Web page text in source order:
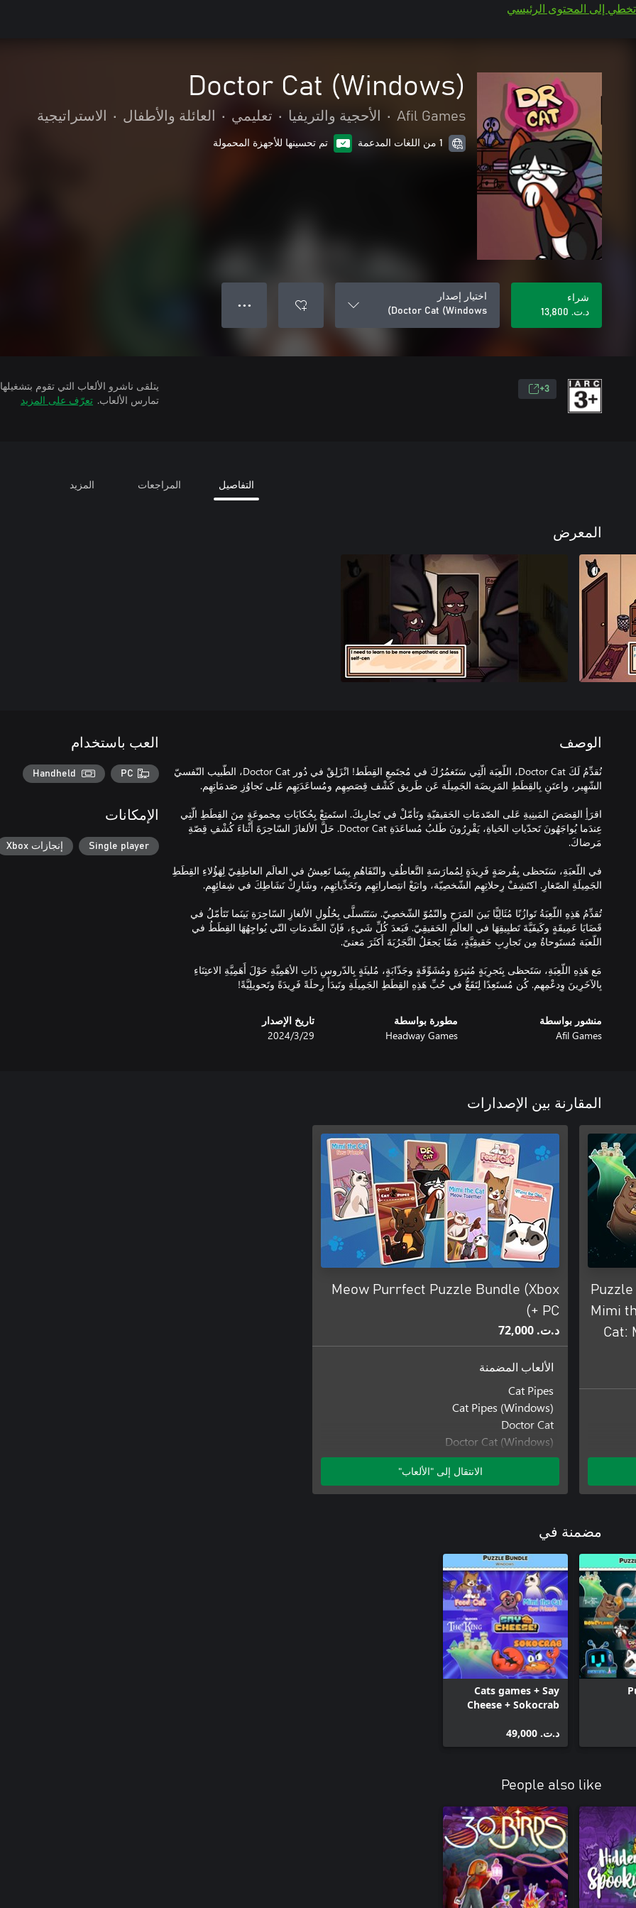
تخطي إلى المحتوى الرئيسي
Doctor Cat (Windows)
Afil Games
• الأحجية والتريفيا • تعليمي • العائلة والأطفال • الاستراتيجية
1 من اللغات المدعمة تم تحسينها للأجهزة المحمولة
شراء
د.ت.‏ 13,800
اختيار إصدار
Doctor Cat (Windows)
● ● ●
3+
تمارس الألعاب. تعرّف على المزيد
التفاصيل المراجعات المزيد
المعرض
الوصف
نُقدِّمُ لَكَ Doctor Cat، اللّعِبَة الّتِي سَتَغمُرُكَ في مُجتَمعِ القِطَط! انْزَلِقْ في دُور Doctor Cat، الطّبيب النّفسيّ
اقرَأِ القِصَصَ المَبنِيةِ عَلى الصّدمَاتِ الحَقيقيّةِ وتَأمّلْ في تَجارِبِكَ. استَمتِعْ بِحُكايَاتِ مِجموعَةٍ مِنَ القِطَطِ الّتِي
عِندَما يُواجَهُونَ تَحدّياتِ الحَياةِ، يَقْرِرُونَ طَلبُ مُساعَدَةِ Doctor Cat. حَلَّ الألغازَ السّاحِرَةَ أَثْناءَ كُشْفِ قِصّةِ
في اللّعبَةِ، سَتَحظى بِفُرصَةٍ فَرِيدَةٍ لِمُمارَسَةِ التَّعاطُفِ والتّفَاهُمِ بِينَما تَعِيشُ في العالَم العاطِفِيّ لِهَؤُلاءِ القِطَطِ
تُقدِّمُ هَذِهِ اللّعِبَةُ تَوازُنًا مُثَالِيًّا بَينَ المَرَحِ والنّمُوّ الشّخصِيّ. سَتَتَسلَّى بِحُلُولِ الألغازِ السّاحِرَةِ بَينَما تَتَأمّلُ في
قَضَايَا عَمِيقَةٍ وكَيفَيَّةَ تَطبِيقِهَا في العالَمِ الحَقيقِيّ. فَبَعدَ كُلِّ شَيءٍ، فَإنّ الصَّدمَاتِ التّي يُواجِهُهَا القِطَطُ في
مَع هَذِهِ اللّعِبَةِ، سَتَحظى بِتَجرِبَةٍ مُثيرَةٍ ومُشَوِّقَةٍ وجَذّابَةٍ، مُليئَةٍ بِالدّروسِ ذَاتِ الأهَمِيَّةِ حَوْلَ أَهَمِيَّةِ الاعتِنَاءِ
بِالآخَرِينَ وِدعْمِهِم. كُن مُستَعِدًا لِتَقَعُّ في حُبِّ هَذِهِ القِطَطِ الجَمِيلَةِ وتَبدَأَ رِحلَةً فَرِيدَةً وتَحويلِيَّةً!
منشور بواسطة
Afil Games
مطورة بواسطة
Headway Games
تاريخ الإصدار
29‏/3‏/2024
العب باستخدام
PC
Handheld
الإمكانات
Single player إنجازات Xbox
المقارنة بين الإصدارات
Mimi
Cat:
Meow Purrfect Puzzle Bundle (Xbox
+ PC)
د.ت.‏ 72,000
الألعاب المضمنة
Cat Pipes
Cat Pipes (Windows)
Doctor Cat
Doctor Cat (Windows)
Kiting Cat
Kiting Cat (Windows)
Mimi the Cat: Meow Together
Mimi the Cat: Mimi's Scratcher
Mimi the Cat: Mimi's Scratcher (Windows)
Mimi the Cat: New Friends
Mimi the Cat: New Friends (Windows)
PuzzlePet - Feed Your Cat
الانتقال إلى "الألعاب"
مضمنة في
Mimi
Cats games + Say
Cheese + Sokocrab
د.ت.‏ 49,000
People also like